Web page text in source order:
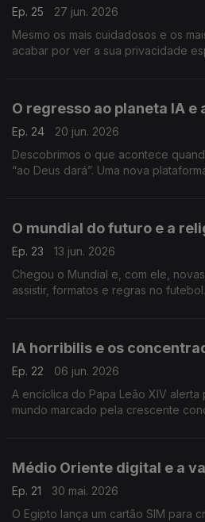
Ep. 25
27 jun. 2026
Mesmo os mais cuidadosos e os
acabar por ver a sua privacidade
O regresso ao planeta IA e
Ep. 24
20 jun. 2026
Descobrimos o que acontece
“ao Deus dará”. Uma nova
O mundial do futuro e a
Ep. 23
13 jun. 2026
Chegou o Mundial e, com ele,
assistir, formatos e regras no
IA horribilis e os
Ep. 22
06 jun. 2026
A encíclica do Papa Leão XIV alerta
mundo marcado pela crescente
Médio Oriente digital e a
Ep. 21
30 mai. 2026
O Egipto lança um cartão SIM para